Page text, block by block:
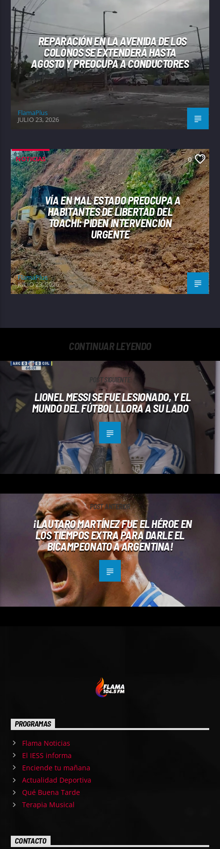
REPARACIÓN EN LA AVENIDA DE LOS
COLONOS SE EXTENDERÁ HASTA
AGOSTO Y PREOCUPA A CONDUCTORES
FlamaPlus
JULIO 23, 2026
NOTICIAS 0
VÍA EN MAL ESTADO PREOCUPA A
HABITANTES DE LIBERTAD DEL
TOACHI: PIDEN INTERVENCIÓN
URGENTE
FlamaPlus
JULIO 23, 2026
CONTINUAR LEYENDO
POST SIGUIENTE
LIONEL MESSI SE FUE LESIONADO, Y EL
MUNDO DEL FÚTBOL LLORA A SU LADO
POST ANTERIOR
¡LAUTARO MARTÍNEZ FUE EL HÉROE EN
LOS TIEMPOS EXTRA PARA DARLE EL
BICAMPEONATO A ARGENTINA!
PROGRAMAS
Flama Noticias
El IESS informa
Enciende tu mañana
Actualidad Deportiva
Qué Buena Tarde
Terapia Musical
CONTACTO